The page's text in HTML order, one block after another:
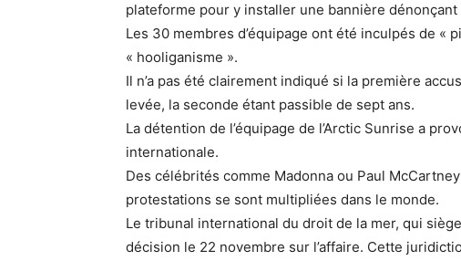
plateforme pour y installer une bannière
Les 30 membres d’équipage ont été inculpés de «
« hooliganisme ».
Il n’a pas été clairement indiqué si la première
levée, la seconde étant passible de sept ans.
La détention de l’équipage de l’Arctic Sunrise a
internationale.
Des célébrités comme Madonna ou Paul
protestations se sont multipliées dans le monde.
Le tribunal international du droit de la mer, qui
décision le 22 novembre sur l’affaire. Cette